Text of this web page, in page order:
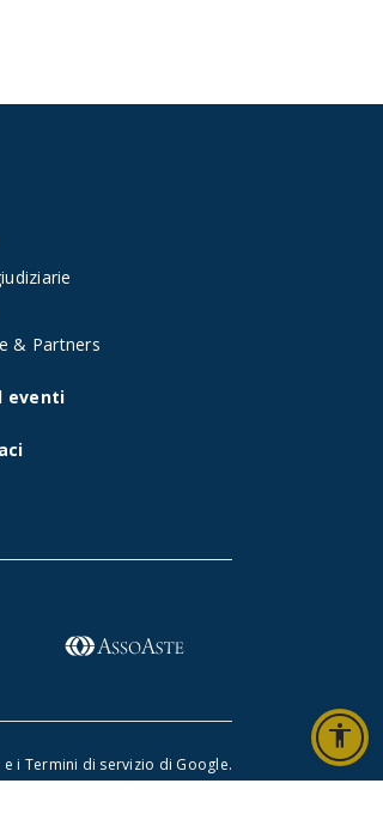
& Partners
eventi
e i Termini di servizio di Google.
accessibility